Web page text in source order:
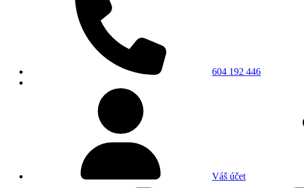
604 192 446
Váš účet